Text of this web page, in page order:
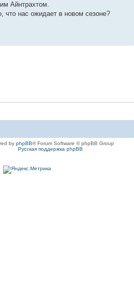
Айнтрахтом.
нас ожидает в новом сезоне?
by phpBB® Forum Software © phpBB Group
Русская поддержка phpBB